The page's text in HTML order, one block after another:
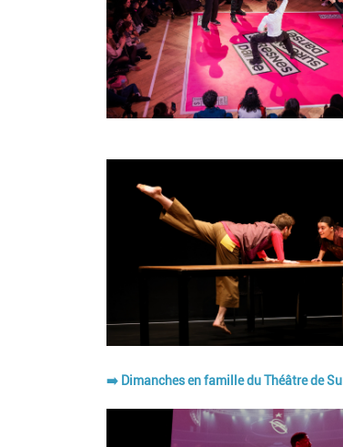
➡️ Dimanches en famille du Théâtre de